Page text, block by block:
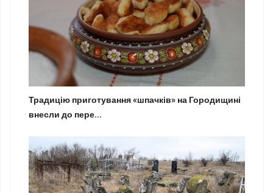
Традицію приготування «шпачків» на Городищині
внесли до пере...